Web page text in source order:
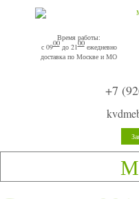
Время работы:
с 0900до 2100ежедневно
доставка по Москве и МО
+7